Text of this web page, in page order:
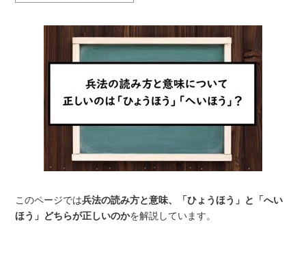
このページでは兵法の読み方と意味、「ひょうほう」と「へい
ほう」どちらが正しいのかを解説しています。